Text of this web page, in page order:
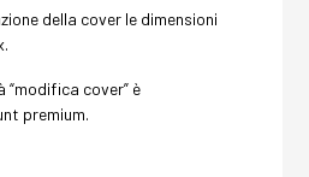
della cover le dimensioni
cover” è
premium.